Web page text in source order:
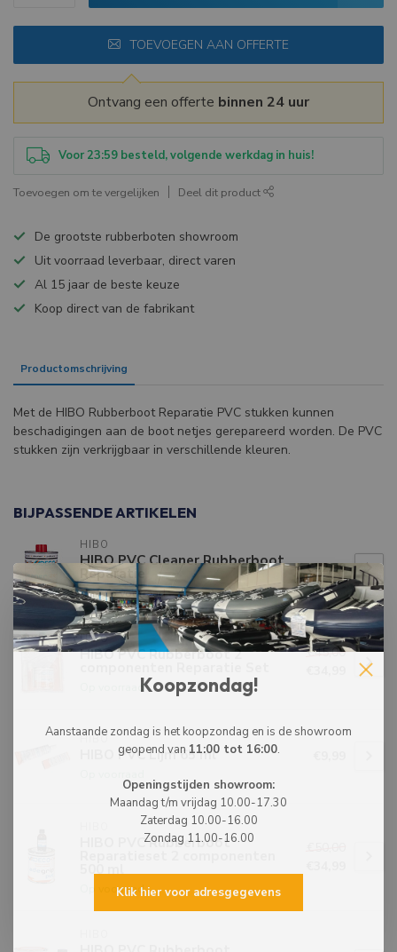
TOEVOEGEN AAN OFFERTE
Ontvang een offerte binnen 24 uur
Voor 23:59 besteld, volgende werkdag in huis!
Toevoegen om te vergelijken Deel dit product
De grootste rubberboten showroom
Uit voorraad leverbaar, direct varen
Al 15 jaar de beste keuze
Koop direct van de fabrikant
Productomschrijving
Met de HIBO Rubberboot Reparatie PVC stukken kunnen
beschadigingen aan de boot netjes gerepareerd worden. De PVC
stukken zijn verkrijgbaar in verschillende kleuren.
BIJPASSENDE ARTIKELEN
HIBO
HIBO PVC Cleaner Rubberboot
Reparatie
Niet op voorraad
€12,99
HIBO
HIBO PVC Rubberboot 2
Op voorraad
€45,00
HIBO
HIBO PVC Lijm 65 ml
HIBO PVC Rubberboot
Op voorraad
Koopzondag!
Aanstaande zondag is het koopzondag en is de showroom
geopend van 11:00 tot 16:00.
Openingstijden showroom:
Maandag t/m vrijdag 10.00-17.30
Zaterdag 10.00-16.00
Zondag 11.00-16.00
Klik hier voor adresgegevens